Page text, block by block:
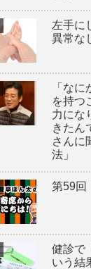
左手に
異常な
「な
を持つ
力にな
きたん
さんに
法」
第59回
健診で
いう結